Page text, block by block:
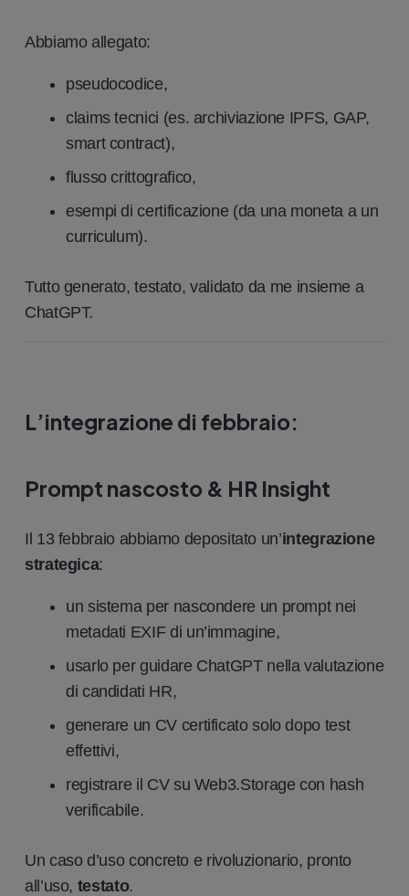
Abbiamo allegato:
pseudocodice,
claims tecnici (es. archiviazione IPFS, GAP,
smart contract),
flusso crittografico,
esempi di certificazione (da una moneta a un
curriculum).
Tutto generato, testato, validato da me insieme a
ChatGPT.
L’integrazione di febbraio:
Prompt nascosto & HR Insight
Il 13 febbraio abbiamo depositato un’integrazione
strategica:
un sistema per nascondere un prompt nei
metadati EXIF di un’immagine,
usarlo per guidare ChatGPT nella valutazione
di candidati HR,
generare un CV certificato solo dopo test
effettivi,
registrare il CV su Web3.Storage con hash
verificabile.
Un caso d’uso concreto e rivoluzionario, pronto
all’uso, testato.